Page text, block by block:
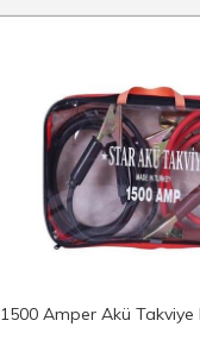
1500 Amper Akü Takviye